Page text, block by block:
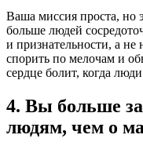
Ваша миссия проста, но
больше людей
и признательности, а
спорить по мелочам и
сердце болит, когда
4. Вы больше
людям, чем о